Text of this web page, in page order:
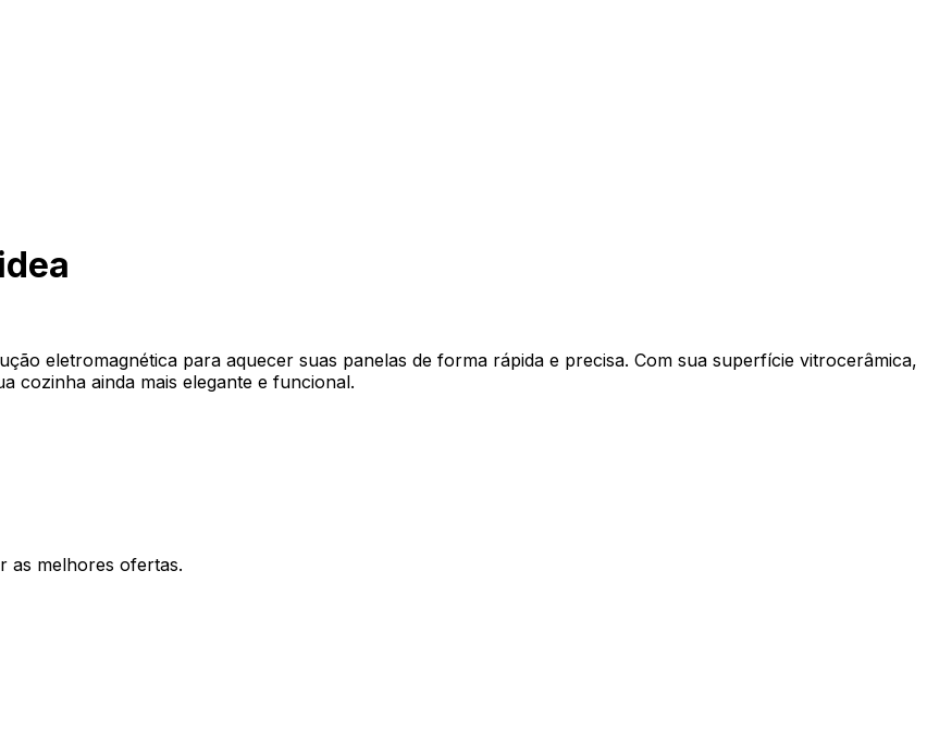
eletromagnética para aquecer suas panelas de forma rápida e precisa. Com sua superfície vitrocerâmica,
cozinha ainda mais elegante e funcional.
as melhores ofertas.